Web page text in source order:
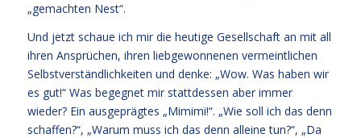
„gemachten Nest“.
Und jetzt schaue ich mir die heutige Gesellschaft an mit all
ihren Ansprüchen, ihren liebgewonnenen vermeintlichen
Selbstverständlichkeiten und denke: „Wow. Was haben wir
es gut!“ Was begegnet mir stattdessen aber immer
wieder? Ein ausgeprägtes „Mimimi!“. „Wie soll ich das denn
schaffen?“, „Warum muss ich das denn alleine tun?“, „Da